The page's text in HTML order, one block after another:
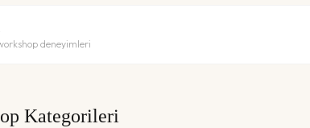
deneyimleri
Kategorileri